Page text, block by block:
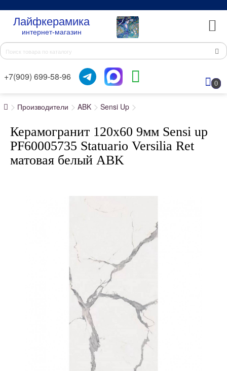
Лайфкерамика
интернет-магазин
+7(909) 699-58-96
0
Производители ABK Sensi Up
Керамогранит 120x60 9мм Sensi up
PF60005735 Statuario Versilia Ret
матовая белый ABK